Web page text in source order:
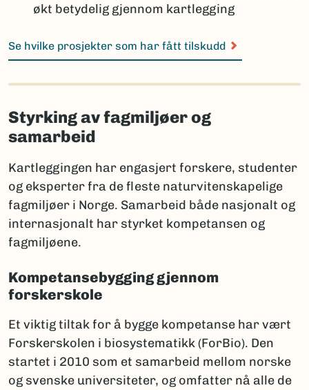
økt betydelig gjennom kartlegging
Se hvilke prosjekter som har fått tilskudd
Styrking av fagmiljøer og
samarbeid
Kartleggingen har engasjert forskere, studenter
og eksperter fra de fleste naturvitenskapelige
fagmiljøer i Norge. Samarbeid både nasjonalt og
internasjonalt har styrket kompetansen og
fagmiljøene.
Kompetansebygging gjennom
forskerskole
Et viktig tiltak for å bygge kompetanse har vært
Forskerskolen i biosystematikk (ForBio). Den
startet i 2010 som et samarbeid mellom norske
og svenske universiteter, og omfatter nå alle de